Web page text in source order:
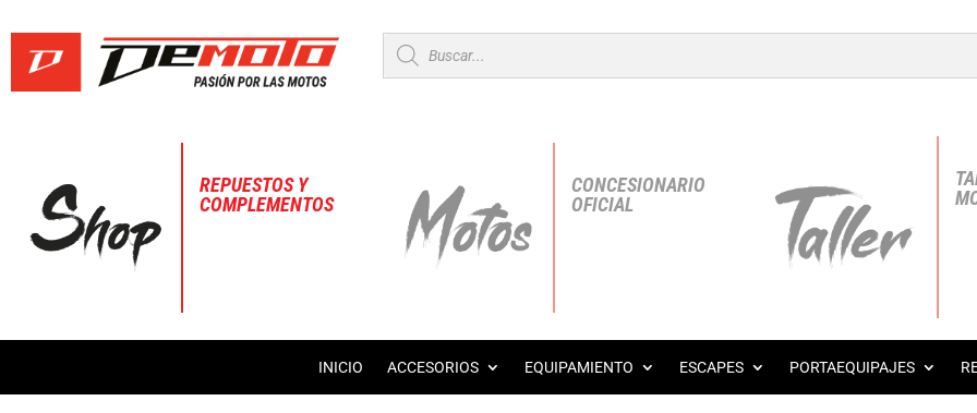
Búsqueda
de
productos
REPUESTOS Y
COMPLEMENTOS
CONCESIONARIO
OFICIAL
INICIO ACCESORIOS EQUIPAMIENTO ESCAPES PORTAEQUIPAJES